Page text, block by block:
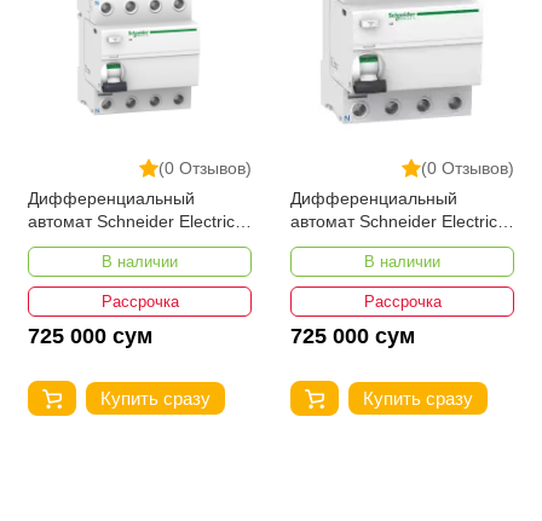
(0 Отзывов)
Дифференциальный
автомат Schneider Electric
A9R41440 iID 4P 40A 30мА
В наличии
Рассрочка
725 000 сум
Купить сразу
(0 Отзывов)
Дифференциальный
автомат Schneider Electric
A9R41425 Acti 9 УЗО iID 4P
25А 30мАВ наличии
Рассрочка
725 000 сум
Купить сразу